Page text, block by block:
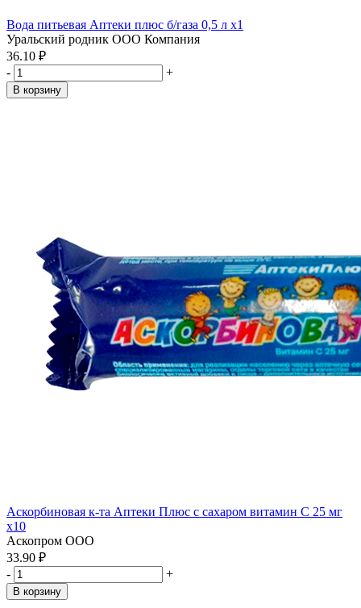
Вода питьевая Аптеки плюс б/газа 0,5 л x1
Уральский родник ООО Компания
36.10 ₽
-
+
В корзину
Аскорбиновая к-та Аптеки Плюс с сахаром витамин С 25 мг
x10
Аскопром ООО
33.90 ₽
-
+
В корзину